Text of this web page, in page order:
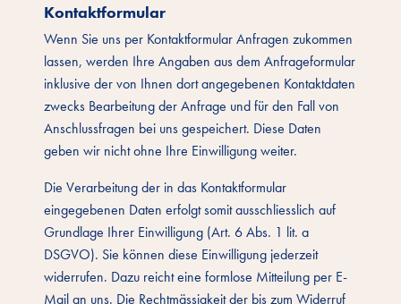
Kontaktformular
Wenn Sie uns per Kontaktformular Anfragen zukommen
lassen, werden Ihre Angaben aus dem Anfrageformular
inklusive der von Ihnen dort angegebenen Kontaktdaten
zwecks Bearbeitung der Anfrage und für den Fall von
Anschlussfragen bei uns gespeichert. Diese Daten
geben wir nicht ohne Ihre Einwilligung weiter.
Die Verarbeitung der in das Kontaktformular
eingegebenen Daten erfolgt somit ausschliesslich auf
Grundlage Ihrer Einwilligung (Art. 6 Abs. 1 lit. a
DSGVO). Sie können diese Einwilligung jederzeit
widerrufen. Dazu reicht eine formlose Mitteilung per E-
Mail an uns. Die Rechtmässigkeit der bis zum Widerruf